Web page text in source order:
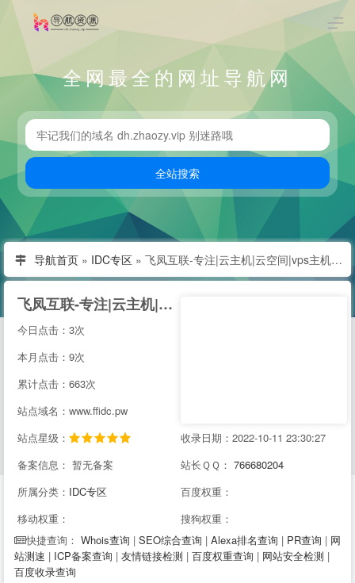
全网最全的网址导航网
导航首页 » IDC专区 » 飞凤互联-专注|云主机|云空间|vps主机|拨号vps|虚拟主机|挂机宝|电信服务器|香港服务器
飞凤互联-专注|云主机|云空间|vps主机|拨号vps|虚拟主机|挂机宝|电信服务器|香港服务器
今日点击：3次
本月点击：9次
累计点击：663次
站点域名：www.ffidc.pw
站点星级：
收录日期：2022-10-11 23:30:27
备案信息： 暂无备案
站长ＱＱ： 766680204
所属分类： IDC专区
百度权重：
移动权重：
搜狗权重：
快捷查询： Whois查询 | SEO综合查询 | Alexa排名查询 | PR查询 | 网
站测速 | ICP备案查询 | 友情链接检测 | 百度权重查询 | 网站安全检测 |
百度收录查询